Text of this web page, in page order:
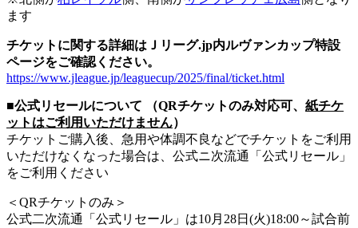
ます
チケットに関する詳細はＪリーグ.jp内ルヴァンカップ特設
ページをご確認ください。
https://www.jleague.jp/leaguecup/2025/final/ticket.html
■公式リセールについて （QRチケットのみ対応可、 紙チケ
ットはご利用いただけません）
チケットご購入後、急用や体調不良などでチケットをご利用
いただけなくなった場合は、公式ニ次流通「公式リセール」
をご利用ください
＜QRチケットのみ＞
公式二次流通「公式リセール」は10月28日(火)18:00～試合前